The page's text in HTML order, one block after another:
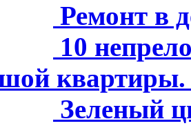
Ремонт в
10
Зеленый